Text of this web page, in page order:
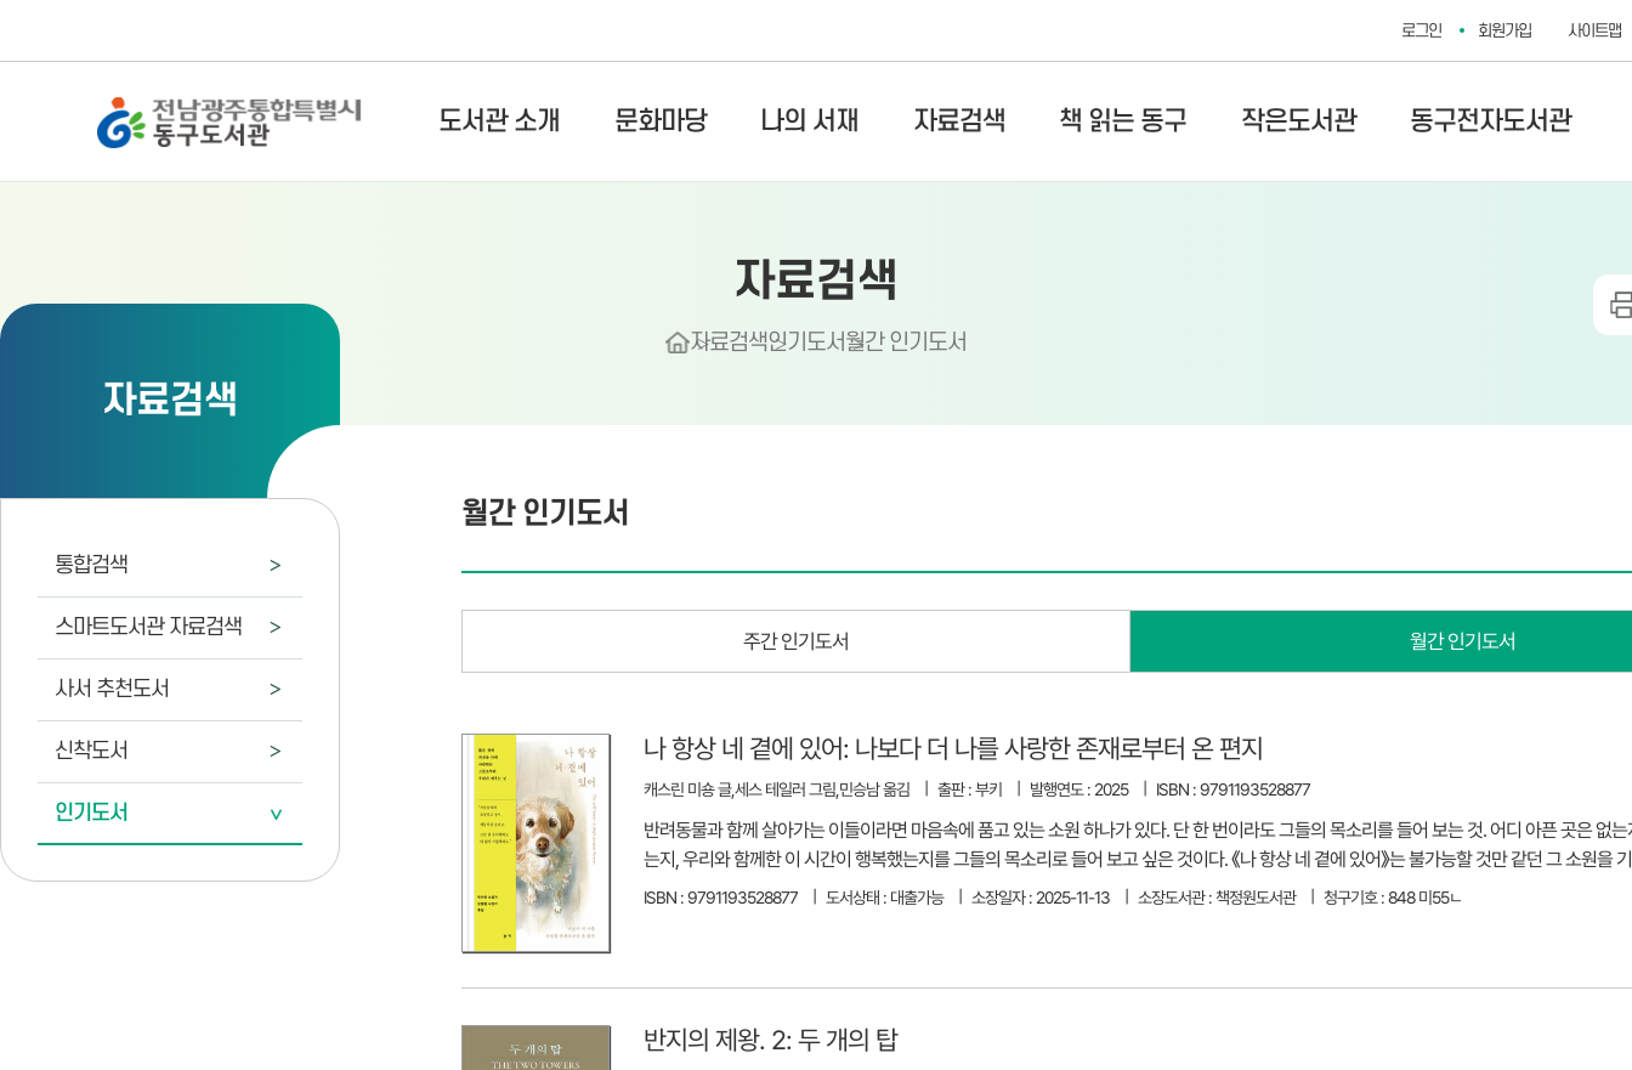
로그인 회원가입 사이트맵
전남광주통합특별시 동구도서관
도서관 소개 문화마당 나의 서재 자료검색 책 읽는 동구 작은도서관 동구전자도서관
자료검색
자료검색인기도서월간 인기도서
자료검색
통합검색
스마트도서관 자료검색
사서 추천도서
신착도서
인기도서
월간 인기도서
주간 인기도서 월간 인기도서
나 항상 네 곁에 있어: 나보다 더 나를 사랑한 존재로부터 온 편지
캐스린 미숑 글,세스 테일러 그림,민승남 옮김 출판 : 부키 발행연도 : 2025 ISBN : 9791193528877
반려동물과 함께 살아가는 이들이라면 마음속에 품고 있는 소원 하나가 있다. 단 한 번이라도 그들의 목소리를 들어 보는 것. 어디 아픈 곳은 없
는지, 우리와 함께한 이 시간이 행복했는지를 그들의 목소리로 들어 보고 싶은 것이다. 《나 항상 네 곁에 있어》는 불가능할 것만 같던 그 소원을
ISBN : 9791193528877 도서상태 : 대출가능 소장일자 : 2025-11-13 소장도서관 : 책정원도서관 청구기호 : 848 미55ㄴ
반지의 제왕. 2: 두 개의 탑